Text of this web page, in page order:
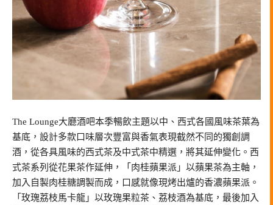
The Lounge大廳酒吧本季暢飲主題以中、西式各國風味茶葉為
基底，設計多款口味層次豐富與香氣表現截然不同的獨創調
酒，從各具風味的西式茶及中式茶中精選，將其延伸變化。西
式茶系列從花果茶作延伸，「肉桂蘋果派」以蘋果茶為主軸，
加入自製肉桂糖調製而成，口感就像現烤出爐的香濃蘋果派。
「玫瑰荔枝馬卡龍」以玫瑰果粒茶、荔枝酒為基底，最後加入